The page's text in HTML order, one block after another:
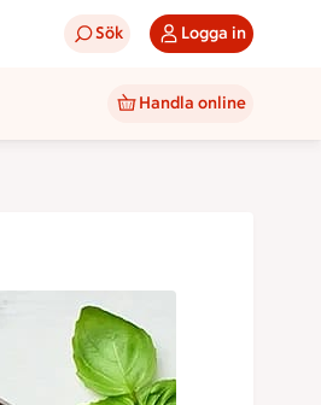
Sök Logga in
Handla online